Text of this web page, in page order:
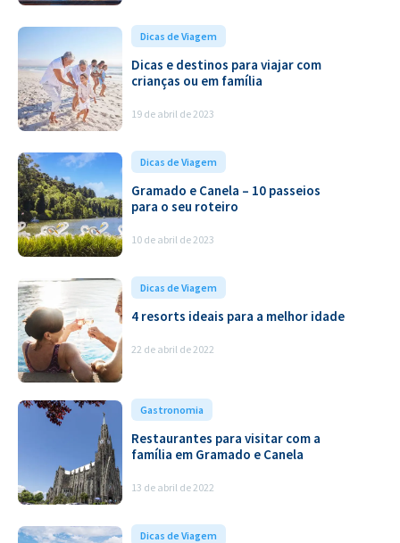
Dicas de Viagem
Dicas e destinos para viajar com
crianças ou em família
19 de abril de 2023
Dicas de Viagem
Gramado e Canela – 10 passeios
para o seu roteiro
10 de abril de 2023
Dicas de Viagem
4 resorts ideais para a melhor idade
22 de abril de 2022
Gastronomia
Restaurantes para visitar com a
família em Gramado e Canela
13 de abril de 2022
Dicas de Viagem